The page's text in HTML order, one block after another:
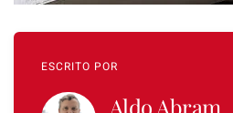
ESCRITO POR
Aldo Abram